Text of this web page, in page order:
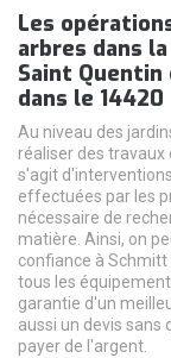
Les
arbres dans
Saint
dans le 14420
Au niveau des
réaliser des travaux
s'agit
effectuées par les
nécessaire de
matière. Ainsi, on
confiance à Schmitt
tous les
garantie d'un
aussi un devis sans
payer de l'argent.